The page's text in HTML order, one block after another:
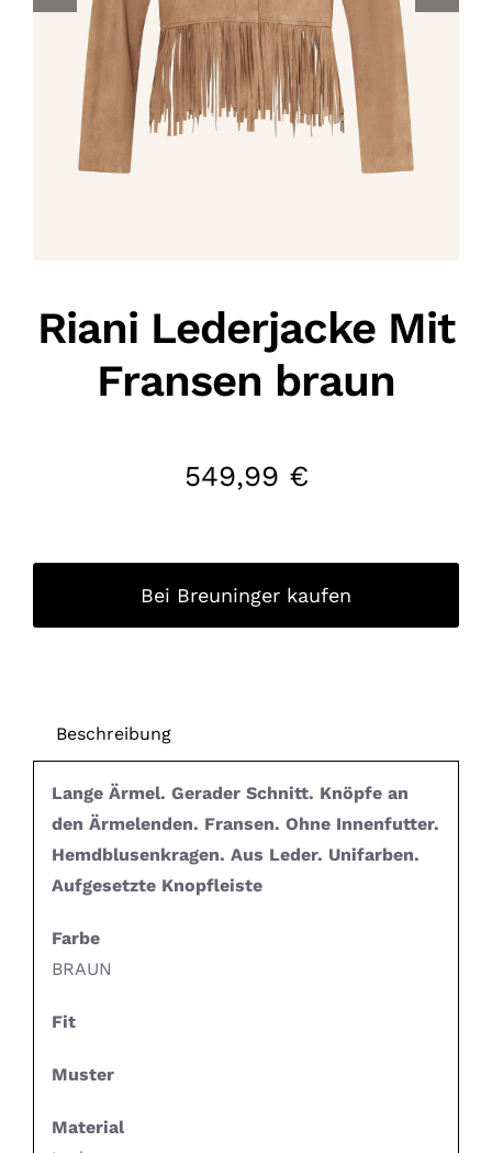
Riani Lederjacke Mit
Fransen braun
549,99 €
Bei Breuninger kaufen
Beschreibung
Lange Ärmel. Gerader Schnitt. Knöpfe an
den Ärmelenden. Fransen. Ohne Innenfutter.
Hemdblusenkragen. Aus Leder. Unifarben.
Aufgesetzte Knopfleiste
Farbe
BRAUN
Fit
Muster
Material